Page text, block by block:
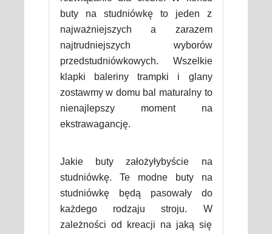
buty na studniówkę to jeden z
najważniejszych a zarazem
najtrudniejszych wyborów
przedstudniówkowych. Wszelkie
klapki baleriny trampki i glany
zostawmy w domu bal maturalny to
nienajlepszy moment na
ekstrawagancję.
Jakie buty założyłybyście na
studniówkę. Te modne buty na
studniówkę będą pasowały do
każdego rodzaju stroju. W
zależności od kreacji na jaką się